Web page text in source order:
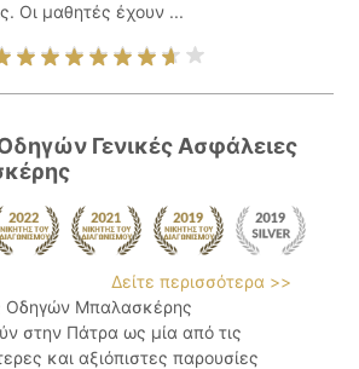
Οι μαθητές έχουν ...
Γενικές Ασφάλειες
Δείτε περισσότερα >>
Οδηγών Μπαλασκέρης
στην Πάτρα ως μία από τις
και αξιόπιστες παρουσίες